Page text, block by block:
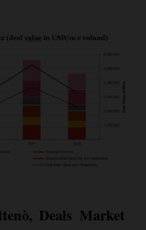
Deals Market